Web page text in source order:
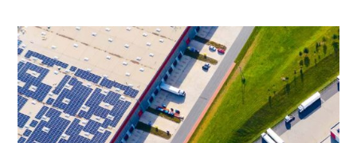
s
N
e
w
s
l
e
t
t
e